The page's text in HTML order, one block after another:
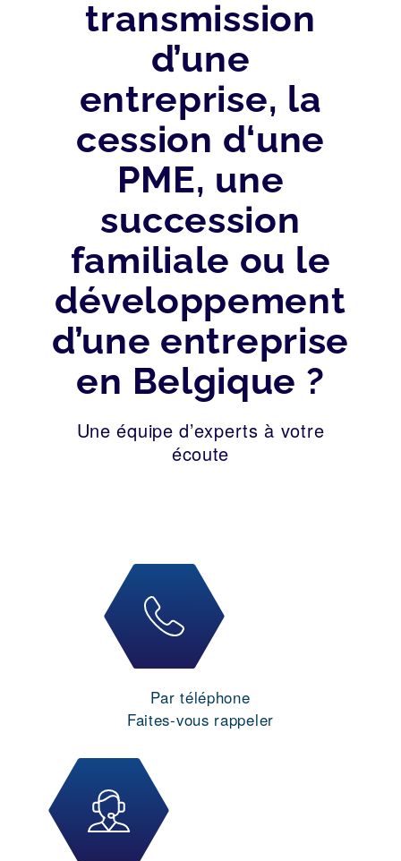
transmission
d’une
entreprise, la
cession d‘une
PME, une
succession
familiale ou le
développement
d’une entreprise
en Belgique ?
Une équipe d’experts à votre
écoute
Par téléphone
Faites-vous rappeler